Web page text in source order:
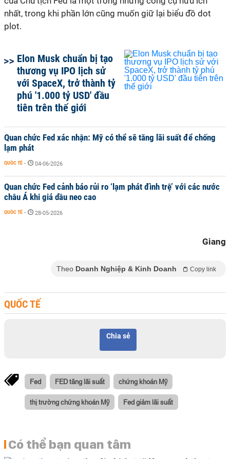
nhất, trong khi phần lớn cũng muốn giữ lại biểu đồ dot
plot.
Elon Musk chuẩn bị tạo
thương vụ IPO lịch sử
với SpaceX, trở thành tỷ
phú '1.000 tỷ USD' đầu
tiên trên thế giới
Quan chức Fed xác nhận: Mỹ có thể sẽ tăng lãi suất để chống
lạm phát
QUỐC TẾ - 04-06-2026
Quan chức Fed cảnh báo rủi ro ‘lạm phát đình trệ’ với các nước
châu Á khi giá dầu neo cao
QUỐC TẾ - 28-05-2026
Giang
Theo Doanh Nghiệp & Kinh Doanh Copy link
QUỐC TẾ
Chia sẻ
Fed FED tăng lãi suất chứng khoán Mỹ
thị trường chứng khoán Mỹ Fed giảm lãi suất
Có thể bạn quan tâm